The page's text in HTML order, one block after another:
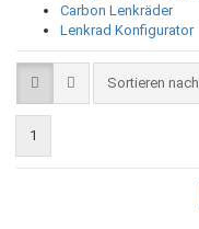
Carbon Lenkräder
Lenkrad Konfigurator
Sortieren nach
Sortieren nach
1